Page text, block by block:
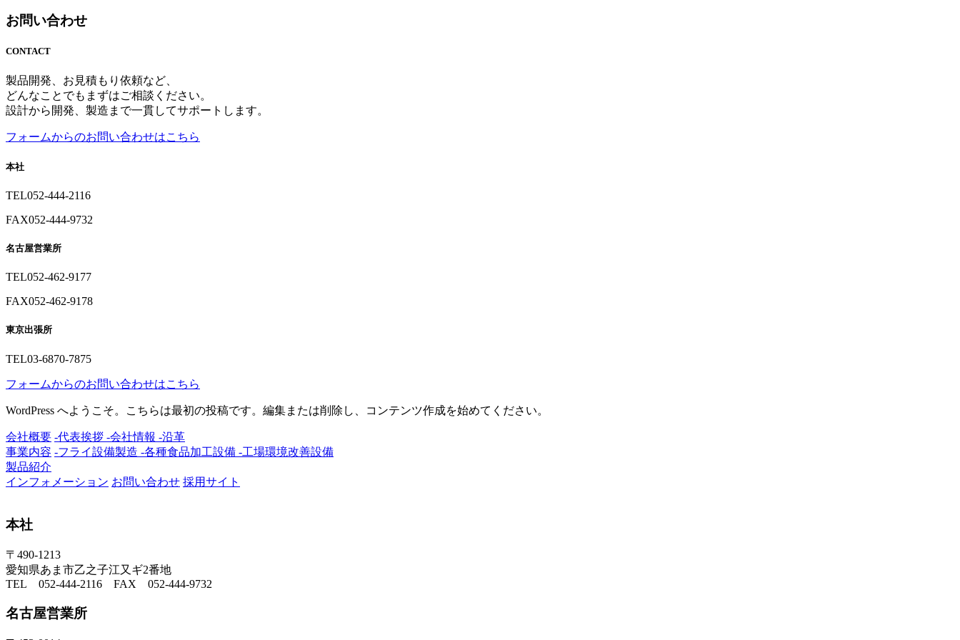
お問い合わせ
CONTACT
製品開発、お見積もり依頼など、
どんなことでもまずはご相談ください。
設計から開発、製造まで一貫してサポートします。
フォームからのお問い合わせはこちら
本社
TEL052-444-2116
FAX052-444-9732
名古屋営業所
TEL052-462-9177
FAX052-462-9178
東京出張所
TEL03-6870-7875
フォームからのお問い合わせはこちら
WordPress へようこそ。こちらは最初の投稿です。編集または削除し、コンテンツ作成を始めてください。
会社概要 -代表挨拶 -会社情報 -沿革
事業内容 -フライ設備製造 -各種食品加工設備 -工場環境改善設備
製品紹介
インフォメーション お問い合わせ 採用サイト
本社
〒490-1213
愛知県あま市乙之子江又ギ2番地
TEL 052-444-2116 FAX 052-444-9732
名古屋営業所